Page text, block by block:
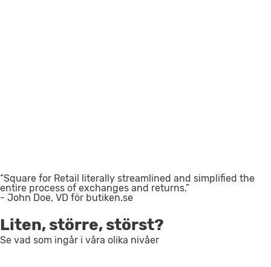
“Square for Retail literally streamlined and simplified the
entire process of exchanges and returns.”
- John Doe, VD för butiken.se
Liten, större, störst?
Se vad som ingår i våra olika nivåer